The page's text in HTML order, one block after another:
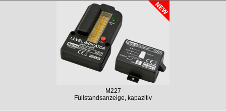
M227
Füllstandsanzeige, kapazitiv